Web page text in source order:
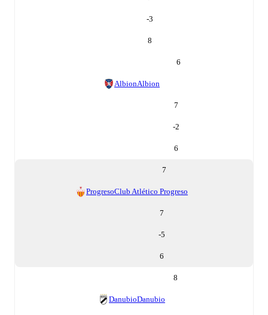
-3
8
6
AlbionAlbion
7
-2
6
7
ProgresoClub Atlético Progreso
7
-5
6
8
DanubioDanubio